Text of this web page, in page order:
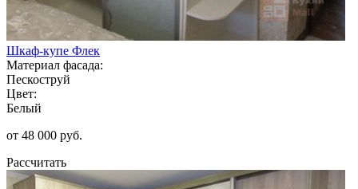
Шкаф-купе Флек
Материал фасада:
Пескоструй
Цвет:
Белый
от 48 000 руб.
Рассчитать